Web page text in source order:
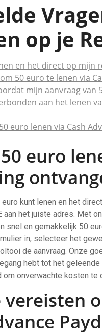
op je
en het direct op mijn
50 euro te lenen via
mijn aanvraag van
aan het lenen
euro lenen via Cash
euro
kunt lenen en het
aan het juiste adres. Met
snel en gemakkelijk 50
in, selecteer het
de aanvraag. Onze
hebt tot het
om onverwachte kosten